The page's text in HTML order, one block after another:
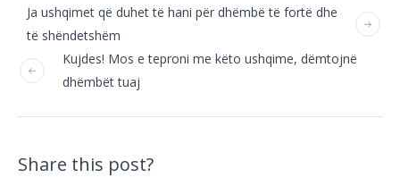
Ja ushqimet që duhet të hani për dhëmbë të fortë dhe
të shëndetshëm
Kujdes! Mos e teproni me këto ushqime, dëmtojnë
dhëmbët tuaj
Share this post?